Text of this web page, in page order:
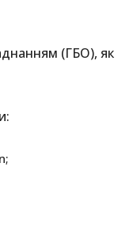
(ГБО), як